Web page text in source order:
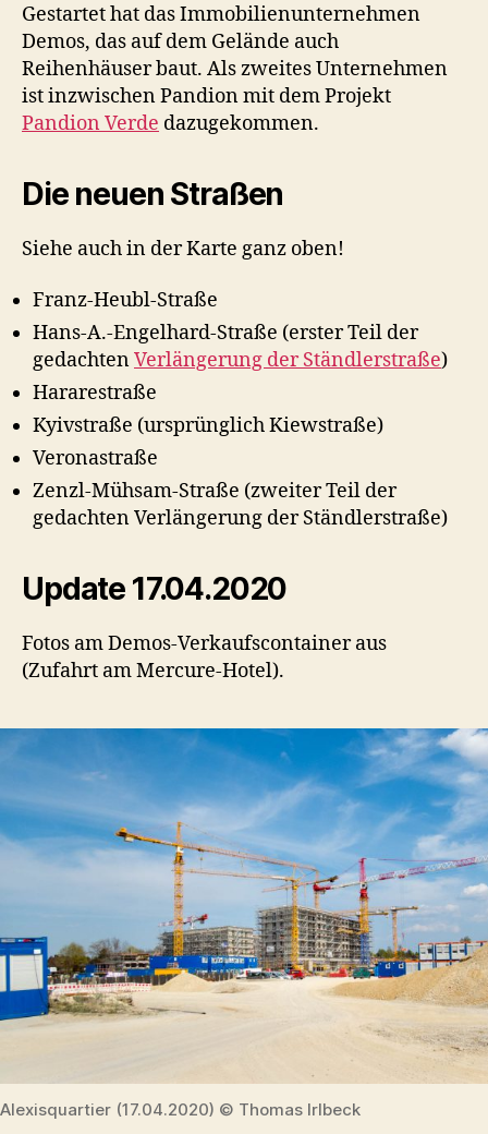
Gestartet hat das Immobilienunternehmen
Demos, das auf dem Gelände auch
Reihenhäuser baut. Als zweites Unternehmen
ist inzwischen Pandion mit dem Projekt
Pandion Verde dazugekommen.
Die neuen Straßen
Siehe auch in der Karte ganz oben!
Franz-Heubl-Straße
Hans-A.-Engelhard-Straße (erster Teil der
gedachtenVerlängerung der Ständlerstraße)
Hararestraße
Kyivstraße (ursprünglich Kiewstraße)
Veronastraße
Zenzl-Mühsam-Straße (zweiter Teil der
gedachten Verlängerung der Ständlerstraße)
Update 17.04.2020
Fotos am Demos-Verkaufscontainer aus
(Zufahrt am Mercure-Hotel).
Alexisquartier (17.04.2020) © Thomas Irlbeck